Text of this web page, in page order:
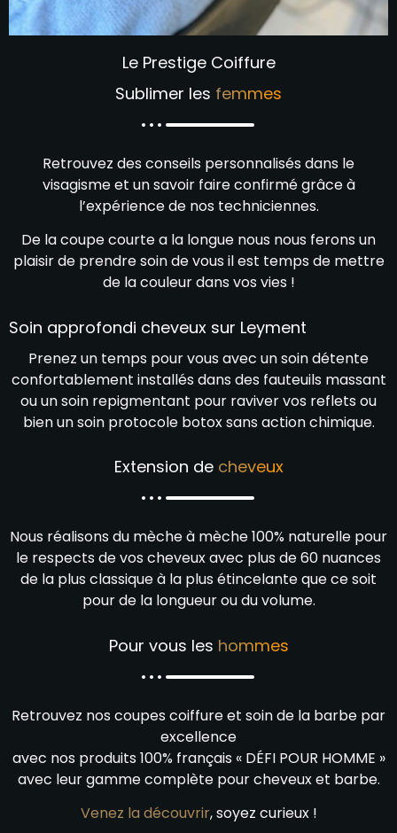
Le Prestige Coiffure
Sublimer les femmes
Retrouvez des conseils personnalisés dans le
visagisme et un savoir faire confirmé grâce à
l’expérience de nos techniciennes.
De la coupe courte a la longue nous nous ferons un
plaisir de prendre soin de vous il est temps de mettre
de la couleur dans vos vies !
Soin approfondi cheveux sur Leyment
Prenez un temps pour vous avec un soin détente
confortablement installés dans des fauteuils massant
ou un soin repigmentant pour raviver vos reflets ou
bien un soin protocole botox sans action chimique.
Extension de cheveux
Nous réalisons du mèche à mèche 100% naturelle pour
le respects de vos cheveux avec plus de 60 nuances
de la plus classique à la plus étincelante que ce soit
pour de la longueur ou du volume.
Pour vous les hommes
Retrouvez nos coupes coiffure et soin de la barbe par
excellence
avec nos produits 100% français « DÉFI POUR HOMME »
avec leur gamme complète pour cheveux et barbe.
Venez la découvrir, soyez curieux !